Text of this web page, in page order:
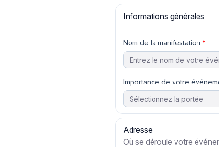
Informations générales
Nom de la manifestation
Importance de votre
Adresse
Où se déroule votre